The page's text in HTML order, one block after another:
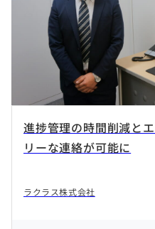
進捗管理の時間削減と
リーな連絡が可能に
ラクラス株式会社